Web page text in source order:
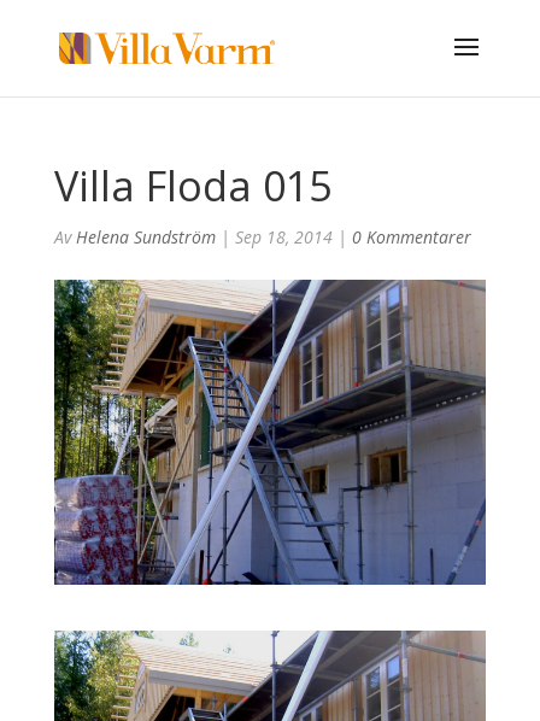
Villa Floda 015
AvHelena Sundström| Sep 18, 2014| 0 Kommentarer